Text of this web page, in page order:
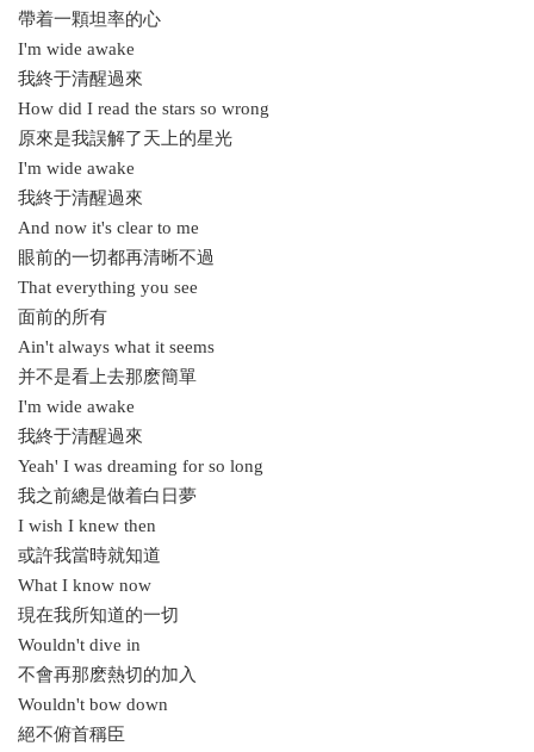
帶着一顆坦率的心
I'm wide awake
我終于清醒過來
How did I read the stars so wrong
原來是我誤解了天上的星光
I'm wide awake
我終于清醒過來
And now it's clear to me
眼前的一切都再清晰不過
That everything you see
面前的所有
Ain't always what it seems
并不是看上去那麽簡單
I'm wide awake
我終于清醒過來
Yeah' I was dreaming for so long
我之前總是做着白日夢
I wish I knew then
或許我當時就知道
What I know now
現在我所知道的一切
Wouldn't dive in
不會再那麽熱切的加入
Wouldn't bow down
絕不俯首稱臣